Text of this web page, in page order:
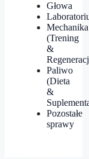
Głowa
Mechanika
(Trening
&
Paliwo
(Dieta
&
Pozostałe
sprawy